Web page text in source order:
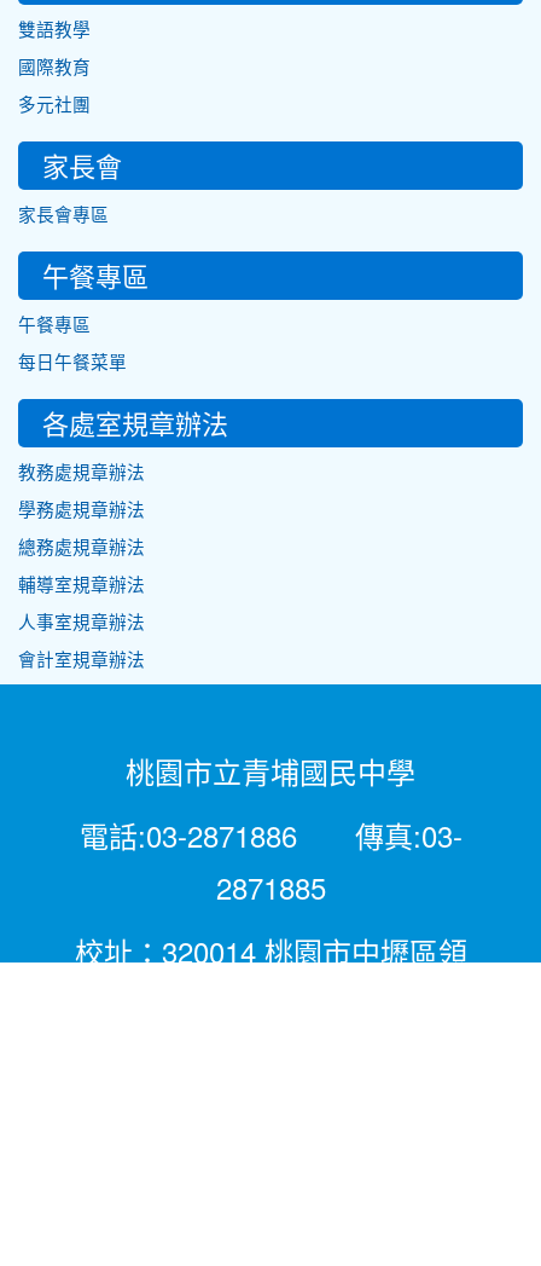
雙語教學
國際教育
多元社團
家長會
家長會專區
午餐專區
午餐專區
每日午餐菜單
各處室規章辦法
教務處規章辦法
學務處規章辦法
總務處規章辦法
輔導室規章辦法
人事室規章辦法
會計室規章辦法
桃園市立青埔國民中學
電話:03-2871886 傳真:03-
2871885
校址：320014 桃園市中壢區領